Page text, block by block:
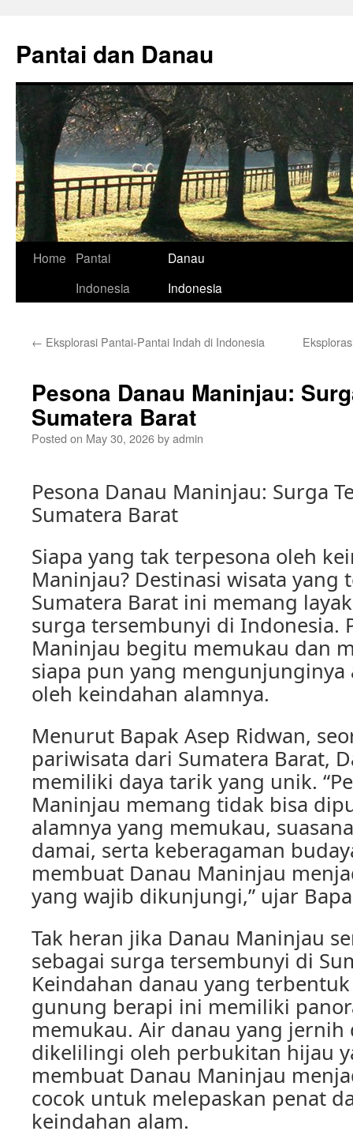
content
Pantai dan Danau
Home
Pantai
Indonesia
Danau
Indonesia
← Eksplorasi Pantai-Pantai Indah di Indonesia
Pesona Danau Maninjau:
Sumatera Barat
Posted on May 30, 2026byadmin
Pesona Danau Maninjau: Surga
Sumatera Barat
Siapa yang tak terpesona oleh
Maninjau? Destinasi wisata yang
Sumatera Barat ini memang
surga tersembunyi di Indonesia.
Maninjau begitu memukau dan
siapa pun yang mengunjunginya
oleh keindahan alamnya.
Menurut Bapak Asep Ridwan,
pariwisata dari Sumatera Barat,
memiliki daya tarik yang unik.
Maninjau memang tidak bisa
alamnya yang memukau,
damai, serta keberagaman
membuat Danau Maninjau
yang wajib dikunjungi,” ujar
Tak heran jika Danau Maninjau
sebagai surga tersembunyi di
Keindahan danau yang
gunung berapi ini memiliki
memukau. Air danau yang jernih
dikelilingi oleh perbukitan hijau
membuat Danau Maninjau
cocok untuk melepaskan penat
keindahan alam.